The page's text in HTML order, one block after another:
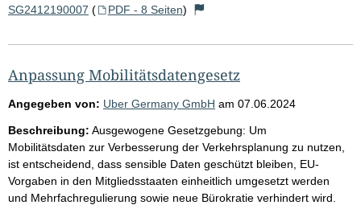
SG2412190007 ( PDF - 8 Seiten)
Anpassung Mobilitätsdatengesetz
Angegeben von: Uber Germany GmbH am 07.06.2024
Beschreibung: Ausgewogene Gesetzgebung: Um
Mobilitätsdaten zur Verbesserung der Verkehrsplanung zu nutzen,
ist entscheidend, dass sensible Daten geschützt bleiben, EU-
Vorgaben in den Mitgliedsstaaten einheitlich umgesetzt werden
und Mehrfachregulierung sowie neue Bürokratie verhindert wird.